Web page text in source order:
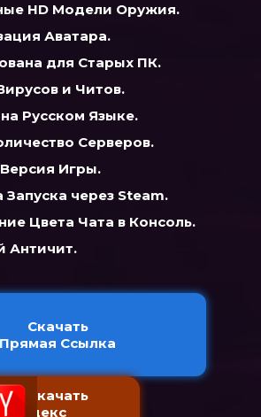
HD Модели Оружия.
Аватара.
для Старых ПК.
и Читов.
Русском Языке.
Серверов.
Игры.
через Steam.
Цвета Чата в Консоль.
Античит.
Скачать
Прямая Ссылка
Скачать
с Яндекс